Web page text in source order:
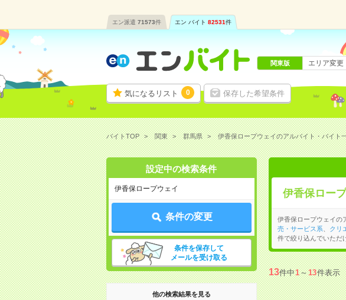
エン派遣 71573件 エン バイト 82531件
気になるリスト 0 保存した希望条件
関東版 エリア変更
バイトTOP 関東 群馬県 伊香保ロープウェイのアルバイト・バイト
設定中の検索条件
伊香保ロープウェイ
条件の変更
条件を保存して
メールを受け取る
他の検索結果を見る
伊香保ロー
伊香保ロープウェイの
売・サービス系
クリ
件で絞り込んでいただ
13件中1～13件表示